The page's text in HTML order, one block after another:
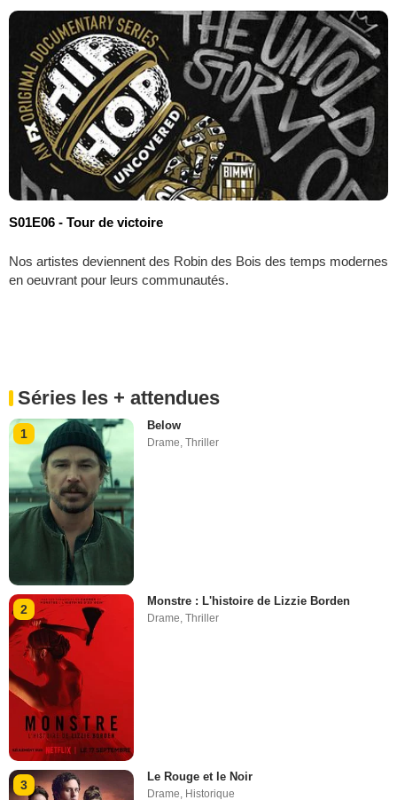
S01E06 - Tour de victoire
Nos artistes deviennent des Robin des Bois des temps modernes
en oeuvrant pour leurs communautés.
Séries les + attendues
1
Below
Drame ,Thriller
2
Monstre : L'histoire de Lizzie Borden
Drame,Thriller
3
Le Rouge et le Noir
Drame, Historique